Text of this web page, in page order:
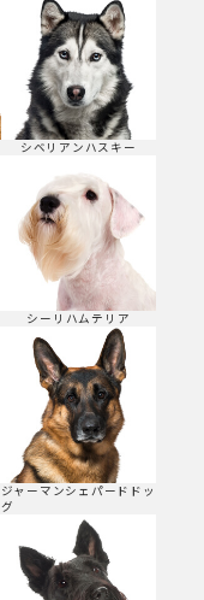
シベリアンハスキー
シーリハムテリア
ジャーマンシェパードドッ
グ